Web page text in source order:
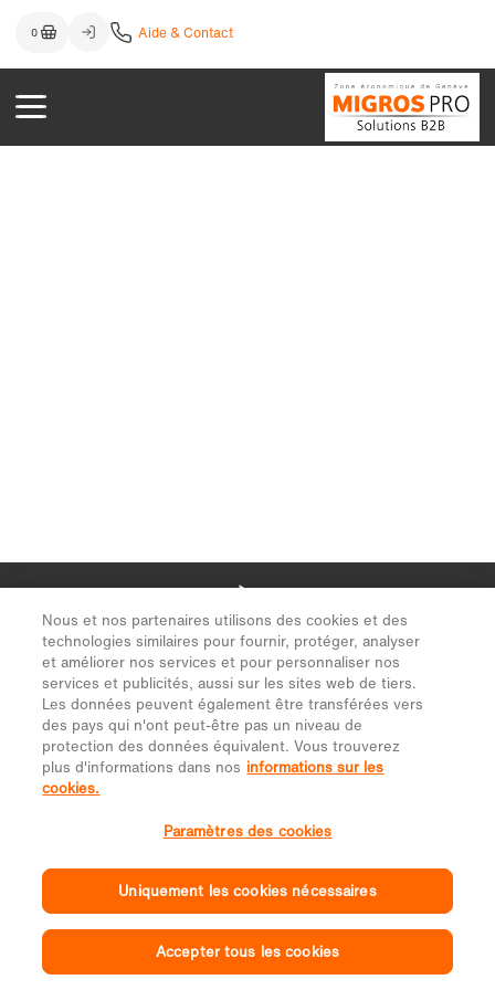
Nous et nos partenaires utilisons des cookies et des
technologies similaires pour fournir, protéger, analyser
et améliorer nos services et pour personnaliser nos
services et publicités, aussi sur les sites web de tiers.
Les données peuvent également être transférées vers
des pays qui n'ont peut-être pas un niveau de
protection des données équivalent. Vous trouverez
plus d'informations dans nos informations sur les
cookies.
Paramètres des cookies
Uniquement les cookies nécessaires
Accepter tous les cookies